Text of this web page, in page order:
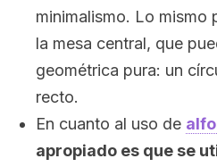
minimalismo. Lo mismo
la mesa central, que
geométrica pura: un
recto.
En cuanto al uso de
apropiado es que se